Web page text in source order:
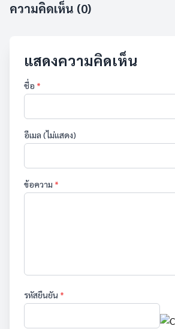
ความคิดเห็น (0)
แสดงความคิดเห็น
ชื่อ *
อีเมล (ไม่แสดง)
ข้อความ *
รหัสยืนยัน *